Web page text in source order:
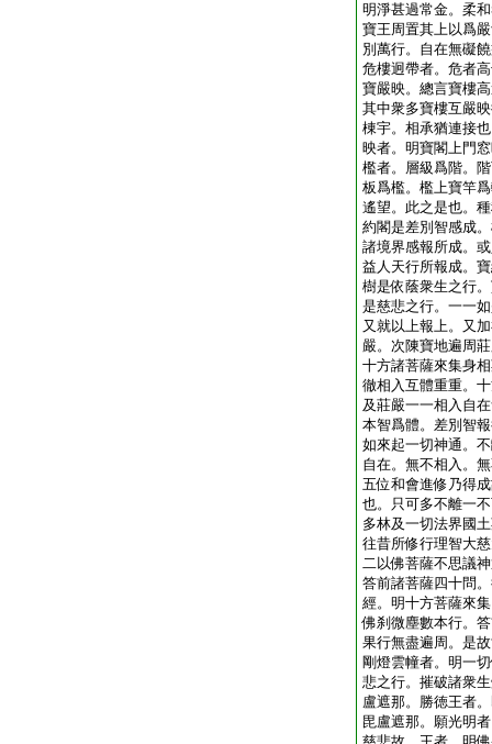
明淨甚過常金。柔
寶王周置其上以爲
別萬行。自在無礙
危樓迥帶者。危者
寶嚴映。總言寶樓
其中衆多寶樓互嚴
棟宇。相承猶連接
映者。明寶閣上門
檻者。層級爲階。
板爲檻。檻上寶竿
遙望。此之是也。
約閣是差別智感成
諸境界感報所成。
益人天行所報成。
樹是依蔭衆生之行
是慈悲之行。一一
又就以上報上。又
嚴。次陳寶地遍周
十方諸菩薩來集身
徹相入互體重重。
及莊嚴一一相入自
本智爲體。差別智
如來起一切神通。
自在。無不相入。
五位和會進修乃得
也。只可多不離一
多林及一切法界國
往昔所修行理智大
二以佛菩薩不思議
答前諸菩薩四十問
經。明十方菩薩來
佛刹微塵數本行。
果行無盡遍周。是
剛燈雲幢者。明一
悲之行。摧破諸衆
盧遮那。勝徳王者
毘盧遮那。願光明